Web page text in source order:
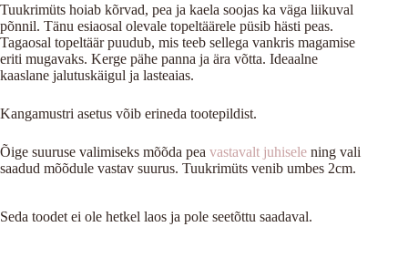
Tuukrimüts hoiab kõrvad, pea ja kaela soojas ka väga liikuval
põnnil. Tänu esiaosal olevale topeltäärele püsib hästi peas.
Tagaosal topeltäär puudub, mis teeb sellega vankris magamise
eriti mugavaks. Kerge pähe panna ja ära võtta. Ideaalne
kaaslane jalutuskäigul ja lasteaias.
Kangamustri asetus võib erineda tootepildist.
Õige suuruse valimiseks mõõda pea vastavalt juhisele ning vali
saadud mõõdule vastav suurus. Tuukrimüts venib umbes 2cm.
Seda toodet ei ole hetkel laos ja pole seetõttu saadaval.